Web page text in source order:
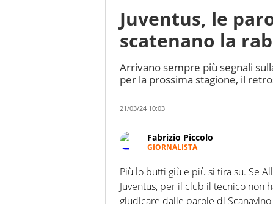
Juventus, le
scatenano la
Arrivano sempre più segnali
per la prossima stagione, il
21/03/24 10:03
Fabrizio Piccolo
GIORNALISTA
Nella sua carriera ha seguito
agenzie e testate. Esperienza,
prevalentemente di calcio
Più lo butti giù e più si tira su. Se
Juventus, per il club il tecnico non
giudicare dalle parole di